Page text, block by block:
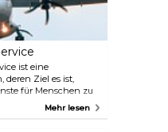
ist eine
deren Ziel es ist,
für Menschen zu
die keinen direkten
Mehr lesen